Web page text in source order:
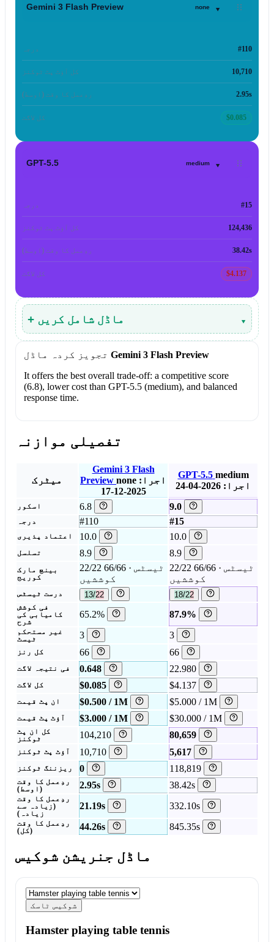
Gemini 3 Flash Preview none ▾
درجہ #110
کل آؤٹ پٹ ٹوکنز 10,710
ردِعمل کا وقت (اوسط) 2.95s
کل لاگت $0.085
GPT-5.5 medium ▾
درجہ #15
کل آؤٹ پٹ ٹوکنز 124,436
ردِعمل کا وقت (اوسط) 38.42s
کل لاگت $4.137
+ ماڈل شامل کریں ▾
تجویز کردہ ماڈل Gemini 3 Flash Preview
It offers the best overall trade-off: a competitive score
(6.8), lower cost than GPT-5.5 (medium), and balanced
response time.
تفصیلی موازنہ
میٹرک
Gemini 3 Flash
Preview none اجرا:
2025-12-17
GPT-5.5 medium
اجرا: 2026-04-24
اسکور 6.8 9.0
درجہ #110 #15
اعتماد پذیری 10.0 10.0
تسلسل 8.9 8.9
بینچ مارک
کوریج
22/22 ٹیسٹس · 66/66
کوششیں
22/22 ٹیسٹس · 66/66
کوششیں
درست ٹیسٹس 13/22 18/22
فی کوشش
کامیابی کی
شرح
65.2% 87.9%
غیر مستحکم
ٹیسٹ
3 3
کل رنز 66 66
فی نتیجہ لاگت 0.648 22.980
کل لاگت $0.085 $4.137
ان پٹ قیمت $0.500 / 1M $5.000 / 1M
آؤٹ پٹ قیمت $3.000 / 1M $30.000 / 1M
کل ان پٹ
ٹوکنز
104,210 80,659
آؤٹ پٹ ٹوکنز 10,710 5,617
ریزننگ ٹوکنز 0 118,819
ردِعمل کا وقت
(اوسط)
2.95s 38.42s
ردِعمل کا وقت
(زیادہ سے
زیادہ)
21.19s 332.10s
ردِعمل کا وقت
(کل)
44.26s 845.35s
ماڈل جنریشن شوکیس
شوکیس ٹاسک
Hamster playing table tennis